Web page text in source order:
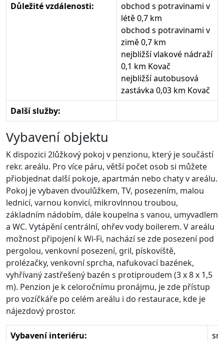
Důležité vzdálenosti:
obchod s potravinami v
létě 0,7 km
obchod s potravinami v
zimě 0,7 km
nejbližší vlakové nádraží
0,1 km Kovač
nejbližší autobusová
zastávka 0,03 km Kovač
Další služby:
Vybavení objektu
K dispozici 2lůžkový pokoj v penzionu, který je součástí
rekr. areálu. Pro více páru, větší počet osob si můžete
přiobjednat další pokoje, apartmán nebo chaty v areálu.
Pokoj je vybaven dvoulůžkem, TV, posezením, malou
lednicí, varnou konvicí, mikrovlnnou troubou,
základním nádobím, dále koupelna s vanou, umyvadlem
a WC. Vytápění centrální, ohřev vody boilerem. V areálu
možnost připojení k Wi-Fi, nachází se zde posezení pod
pergolou, venkovní posezení, gril, pískoviště,
prolézačky, venkovní sprcha, nafukovací bazének,
vyhřívaný zastřešený bazén s protiproudem (3 x 8 x 1,5
m). Penzion je k celoročnímu pronájmu, je zde přístup
pro vozíčkáře po celém areálu i do restaurace, kde je
nájezdový prostor.
Vybavení interiéru: